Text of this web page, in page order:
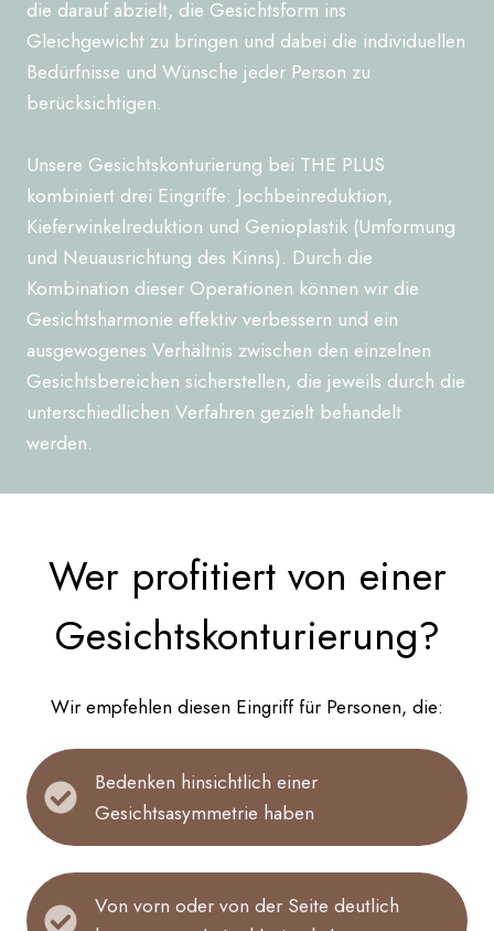
die darauf abzielt, die Gesichtsform ins
Gleichgewicht zu bringen und dabei die individuellen
Bedürfnisse und Wünsche jeder Person zu
berücksichtigen.
Unsere Gesichtskonturierung bei THE PLUS
kombiniert drei Eingriffe: Jochbeinreduktion,
Kieferwinkelreduktion und Genioplastik (Umformung
und Neuausrichtung des Kinns). Durch die
Kombination dieser Operationen können wir die
Gesichtsharmonie effektiv verbessern und ein
ausgewogenes Verhältnis zwischen den einzelnen
Gesichtsbereichen sicherstellen, die jeweils durch die
unterschiedlichen Verfahren gezielt behandelt
werden.
Wer profitiert von einer
Gesichtskonturierung?
Wir empfehlen diesen Eingriff für Personen, die:
Bedenken hinsichtlich einer
Gesichtsasymmetrie haben
Von vorn oder von der Seite deutlich